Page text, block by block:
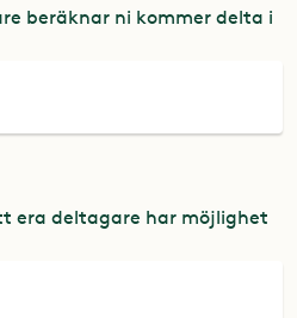
beräknar ni kommer delta i
era deltagare har möjlighet